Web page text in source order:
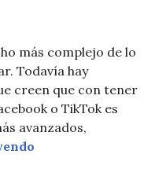
más complejo de lo
Todavía hay
creen que con tener
o TikTok es
avanzados,